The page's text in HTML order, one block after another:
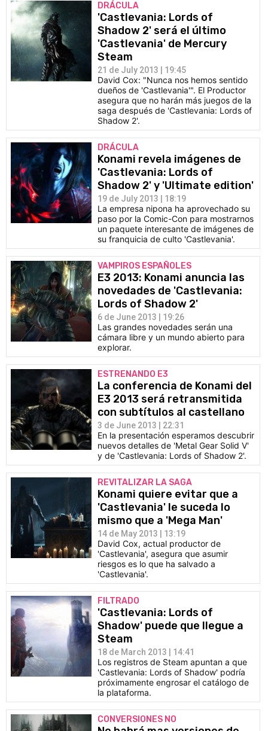
DRÁCULA
'Castlevania: Lords of
Shadow 2' será el último
'Castlevania' de Mercury
Steam
21 de July 2013 | 19:45
David Cox: "Nunca nos hemos sentido
dueños de 'Castlevania'". El Productor
asegura que no harán más juegos de la
saga después de 'Castlevania: Lords of
Shadow 2'.
DRÁCULA
Konami revela imágenes de
'Castlevania: Lords of
Shadow 2' y 'Ultimate edition'
19 de July 2013 | 18:19
La empresa nipona ha aprovechado su
paso por la Comic-Con para mostrarnos
un paquete interesante de imágenes de
su franquicia de culto 'Castlevania'.
VAMPIROS ESPAÑOLES
E3 2013: Konami anuncia las
novedades de 'Castlevania:
Lords of Shadow 2'
6 de June 2013 | 19:26
Las grandes novedades serán una
cámara libre y un mundo abierto para
explorar.
ESTRENANDO E3
La conferencia de Konami del
E3 2013 será retransmitida
con subtítulos al castellano
3 de June 2013 | 22:31
En la presentación esperamos descubrir
nuevos detalles de 'Metal Gear Solid V'
y de 'Castlevania: Lords of Shadow 2'.
REVITALIZAR LA SAGA
Konami quiere evitar que a
'Castlevania' le suceda lo
mismo que a 'Mega Man'
14 de May 2013 | 13:19
David Cox, actual productor de
'Castlevania', asegura que asumir
riesgos es lo que ha salvado a
'Castlevania'.
FILTRADO
'Castlevania: Lords of
Shadow' puede que llegue a
Steam
18 de March 2013 | 14:41
Los registros de Steam apuntan a que
'Castlevania: Lords of Shadow' podría
próximamente engrosar el catálogo de
la plataforma.
CONVERSIONES NO